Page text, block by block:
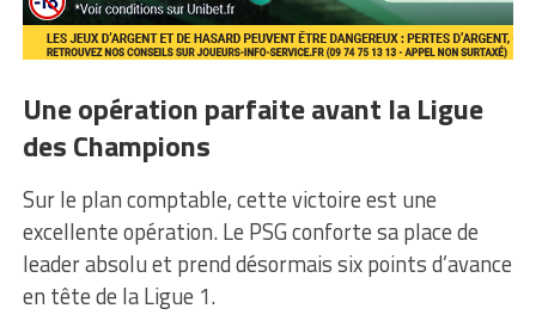
Une opération parfaite avant la Ligue
des Champions
Sur le plan comptable, cette victoire est une
excellente opération. Le PSG conforte sa place de
leader absolu et prend désormais six points d’avance
en tête de la Ligue 1.